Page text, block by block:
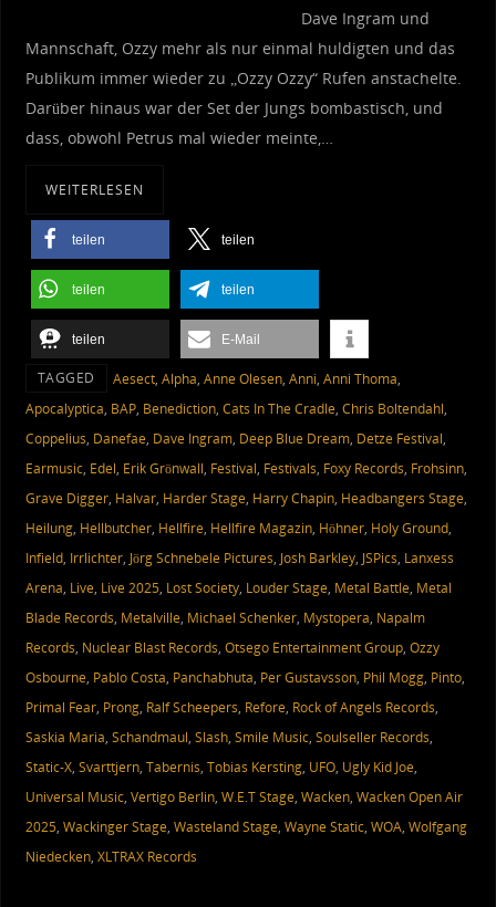
Dave Ingram und
Mannschaft, Ozzy mehr als nur einmal huldigten und das
Publikum immer wieder zu „Ozzy Ozzy“ Rufen anstachelte.
Darüber hinaus war der Set der Jungs bombastisch, und
dass, obwohl Petrus mal wieder meinte,…
WEITERLESEN
teilen teilen
teilen teilen
teilen E-Mail
TAGGED Aesect, Alpha, Anne Olesen, Anni, Anni Thoma,
Apocalyptica, BAP, Benediction, Cats In The Cradle, Chris Boltendahl,
Coppelius, Danefae, Dave Ingram, Deep Blue Dream, Detze Festival,
Earmusic, Edel, Erik Grönwall, Festival, Festivals, Foxy Records, Frohsinn,
Grave Digger, Halvar, Harder Stage, Harry Chapin, Headbangers Stage,
Heilung, Hellbutcher, Hellfire, Hellfire Magazin, Höhner, Holy Ground,
Infield, Irrlichter, Jörg Schnebele Pictures, Josh Barkley, JSPics, Lanxess
Arena, Live, Live 2025, Lost Society, Louder Stage, Metal Battle, Metal
Blade Records, Metalville, Michael Schenker, Mystopera, Napalm
Records, Nuclear Blast Records, Otsego Entertainment Group, Ozzy
Osbourne, Pablo Costa, Panchabhuta, Per Gustavsson, Phil Mogg, Pinto,
Primal Fear, Prong, Ralf Scheepers, Refore, Rock of Angels Records,
Saskia Maria, Schandmaul, Slash, Smile Music, Soulseller Records,
Static-X, Svarttjern, Tabernis, Tobias Kersting, UFO, Ugly Kid Joe,
Universal Music, Vertigo Berlin, W.E.T Stage, Wacken, Wacken Open Air
2025, Wackinger Stage, Wasteland Stage, Wayne Static, WOA, Wolfgang
Niedecken, XLTRAX Records